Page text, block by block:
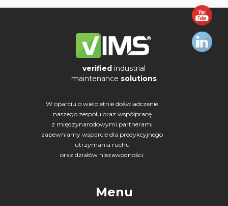
Wizualizacja
verified industrial
maintenance solutions
W oparciu o wieloletnie doświadczenie
naszego zespołu oraz współpracę
z międzynarodowymi partnerami
zapewniamy wsparcie dla predykcyjnego
utrzymania ruchu
oraz działów niezawodności.
Menu